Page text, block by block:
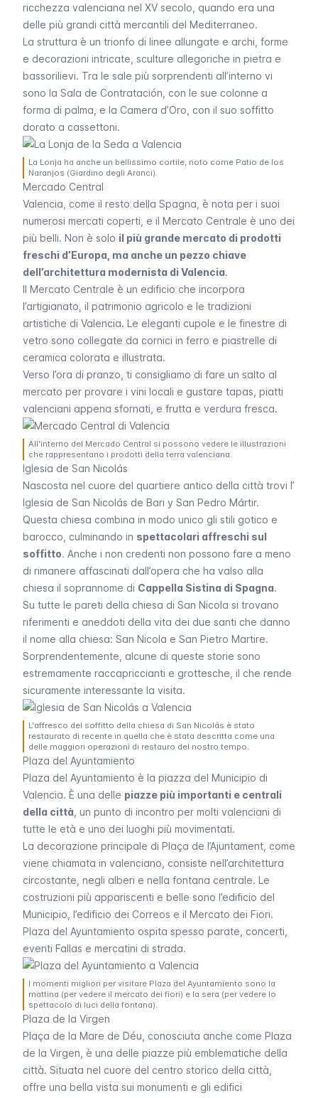
ricchezza valenciana nel XV secolo, quando era una
delle più grandi città mercantili del Mediterraneo.
La struttura è un trionfo di linee allungate e archi, forme
e decorazioni intricate, sculture allegoriche in pietra e
bassorilievi. Tra le sale più sorprendenti all’interno vi
sono la Sala de Contratación , con le sue colonne a
forma di palma, e la Camera d’Oro, con il suo soffitto
dorato a cassettoni.
La Lonja ha anche un bellissimo cortile, noto come Patio de los
Naranjos (Giardino degli Aranci).
Mercado Central
Valencia, come il resto della Spagna, è nota per i suoi
numerosi mercati coperti, e il Mercato Centrale è uno dei
più belli. Non è solo il più grande mercato di prodotti
freschi d’Europa, ma anche un pezzo chiave
dell’architettura modernista di Valencia.
Il Mercato Centrale è un edificio che incorpora
l’artigianato, il patrimonio agricolo e le tradizioni
artistiche di Valencia. Le eleganti cupole e le finestre di
vetro sono collegate da cornici in ferro e piastrelle di
ceramica colorata e illustrata.
Verso l’ora di pranzo, ti consigliamo di fare un salto al
mercato per provare i vini locali e gustare tapas , piatti
valenciani appena sfornati, e frutta e verdura fresca.
All'interno del Mercado Central si possono vedere le illustrazioni
che rappresentano i prodotti della terra valenciana.
Iglesia de San Nicolás
Nascosta nel cuore del quartiere antico della città trovi l’
Iglesia de San Nicolás de Bari y San Pedro Mártir.
Questa chiesa combina in modo unico gli stili gotico e
barocco, culminando in spettacolari affreschi sul
soffitto. Anche i non credenti non possono fare a meno
di rimanere affascinati dall’opera che ha valso alla
chiesa il soprannome di Cappella Sistina di Spagna.
Su tutte le pareti della chiesa di San Nicola si trovano
riferimenti e aneddoti della vita dei due santi che danno
il nome alla chiesa: San Nicola e San Pietro Martire.
Sorprendentemente, alcune di queste storie sono
estremamente raccapriccianti e grottesche, il che rende
sicuramente interessante la visita.
L'affresco del soffitto della chiesa di San Nicolás è stato
restaurato di recente in quella che è stata descritta come una
delle maggiori operazioni di restauro del nostro tempo.
Plaza del Ayuntamiento
Plaza del Ayuntamiento è la piazza del Municipio di
Valencia. È una delle piazze più importanti e centrali
della città , un punto di incontro per molti valenciani di
tutte le età e uno dei luoghi più movimentati.
La decorazione principale di Plaça de l’Ajuntament , come
viene chiamata in valenciano, consiste nell’architettura
circostante, negli alberi e nella fontana centrale. Le
costruzioni più appariscenti e belle sono l’edificio del
Municipio, l’edificio dei Correos e il Mercato dei Fiori.
Plaza del Ayuntamiento ospita spesso parate, concerti,
eventi Fallas e mercatini di strada.
I momenti migliori per visitare Plaza del Ayuntamiento sono la
mattina (per vedere il mercato dei fiori) e la sera (per vedere lo
spettacolo di luci della fontana).
Plaza de la Virgen
Plaça de la Mare de Déu, conosciuta anche come Plaza
de la Virgen , è una delle piazze più emblematiche della
città. Situata nel cuore del centro storico della città,
offre una bella vista sui monumenti e gli edifici